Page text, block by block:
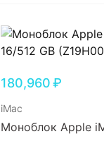
180,960₽
iMac
Моноблок Apple